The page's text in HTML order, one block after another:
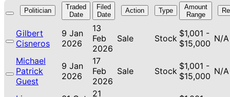
Politician
Traded
Date
Filed
Date
Action Type
Amount
Range
Gilbert
Cisneros
9 Jan
2026
13
Feb
2026
Sale Stock $1,001 -
$15,000 N/A
Michael
Patrick
Guest
9 Jan
2026
17
Feb
2026
Sale Stock $1,001 -
$15,000 N/A
21